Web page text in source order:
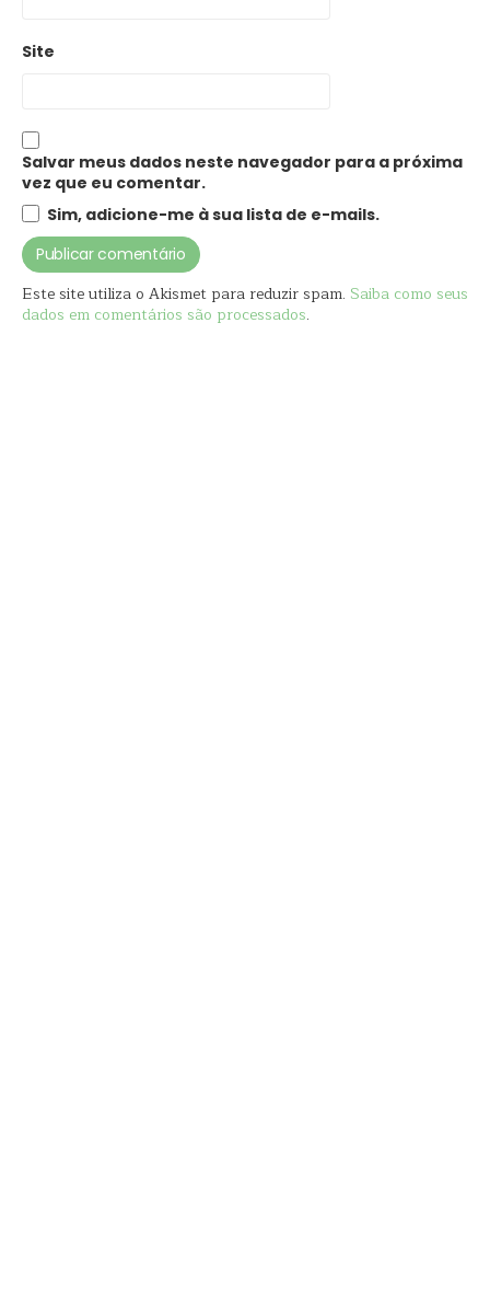
Site
Salvar meus dados neste navegador para a próxima
vez que eu comentar.
Sim, adicione-me à sua lista de e-mails.
Este site utiliza o Akismet para reduzir spam. Saiba como seus
dados em comentários são processados.